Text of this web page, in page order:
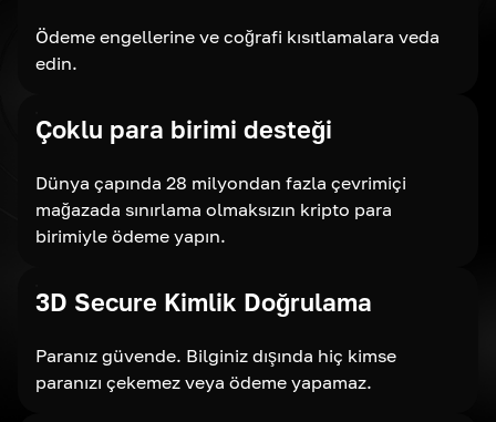
Ödeme engellerine ve coğrafi kısıtlamalara veda
edin.
Çoklu para birimi desteği
Dünya çapında 28 milyondan fazla çevrimiçi
mağazada sınırlama olmaksızın kripto para
birimiyle ödeme yapın.
3D Secure Kimlik Doğrulama
Paranız güvende. Bilginiz dışında hiç kimse
paranızı çekemez veya ödeme yapamaz.